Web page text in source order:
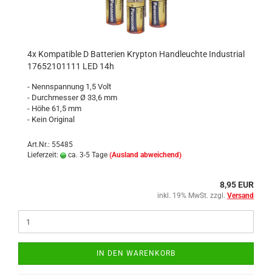
4x Kompatible D Batterien Krypton Handleuchte Industrial
17652101111 LED 14h
- Nennspannung 1,5 Volt
- Durchmesser Ø 33,6 mm
- Höhe 61,5 mm
- Kein Original
Art.Nr.: 55485
Lieferzeit:
ca. 3-5 Tage (Ausland abweichend)
8,95 EUR
inkl. 19% MwSt. zzgl. Versand
IN DEN WARENKORB